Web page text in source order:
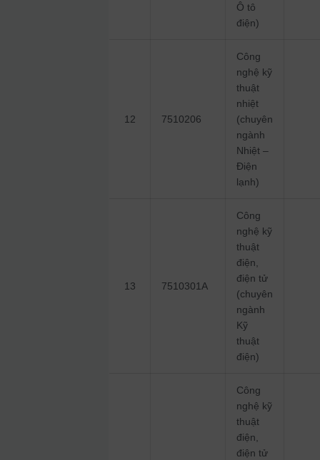
Ô tô
điện)
12 7510206
Công
nghệ kỹ
thuật
nhiệt
(chuyên
ngành
Nhiệt –
Điện
lạnh)
13 7510301A
Công
nghệ kỹ
thuật
điện,
điện tử
(chuyên
ngành
Kỹ
thuật
điện)
Công
nghệ kỹ
thuật
điện,
điện tử